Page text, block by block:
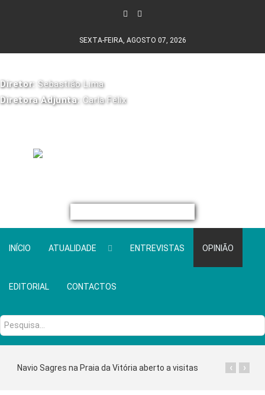
SEXTA-FEIRA, AGOSTO 07, 2026
Diretor: Sebastião Lima
Diretora Adjunta: Carla Félix
INÍCIO ATUALIDADE ENTREVISTAS OPINIÃO
EDITORIAL CONTACTOS
Pesquisa...
Navio Sagres na Praia da Vitória aberto a visitas ›
‹